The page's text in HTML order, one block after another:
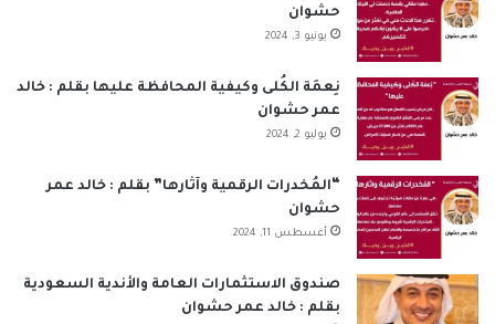
ن
S
حشوان
يونيو 3, 2024
نِعمَة الكُلى وكيفية المحافظة عليها بقلم : خالد
عمر حشوان
يوليو 2, 2024
“المُخدرات الرقمية وآثارها” بقلم : خالد عمر
حشوان
أغسطس 11, 2024
صندوق الاستثمارات العامة والأندية السعودية
بقلم : خالد عمر حشوان